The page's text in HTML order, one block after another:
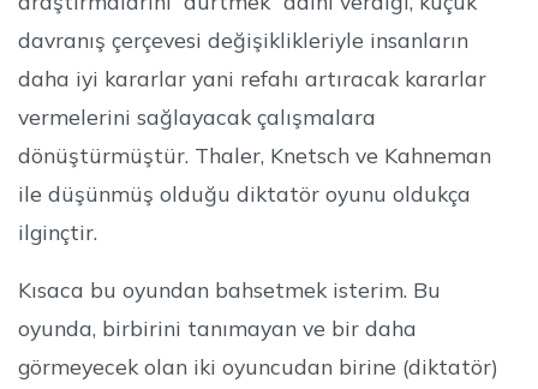
davranış çerçevesi değişiklikleriyle insanların
daha iyi kararlar yani refahı artıracak kararlar
vermelerini sağlayacak çalışmalara
dönüştürmüştür. Thaler, Knetsch ve Kahneman
ile düşünmüş olduğu diktatör oyunu oldukça
ilginçtir.
Kısaca bu oyundan bahsetmek isterim. Bu
oyunda, birbirini tanımayan ve bir daha
görmeyecek olan iki oyuncudan birine (diktatör)